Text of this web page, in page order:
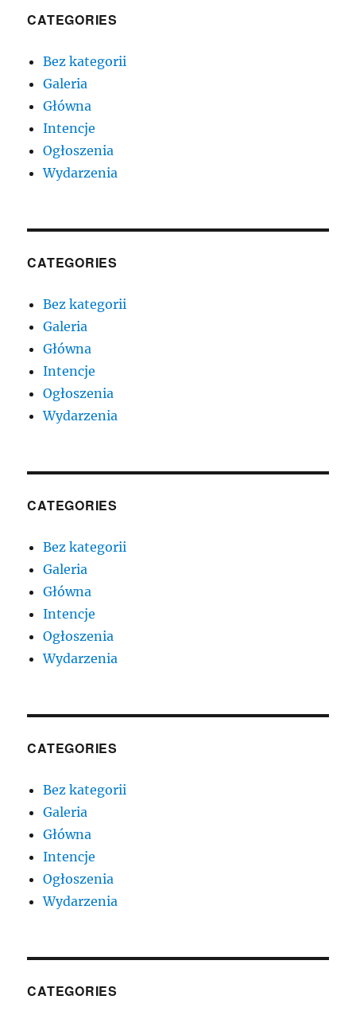
CATEGORIES
Bez kategorii
Galeria
Główna
Intencje
Ogłoszenia
Wydarzenia
CATEGORIES
Bez kategorii
Galeria
Główna
Intencje
Ogłoszenia
Wydarzenia
CATEGORIES
Bez kategorii
Galeria
Główna
Intencje
Ogłoszenia
Wydarzenia
CATEGORIES
Bez kategorii
Galeria
Główna
Intencje
Ogłoszenia
Wydarzenia
CATEGORIES